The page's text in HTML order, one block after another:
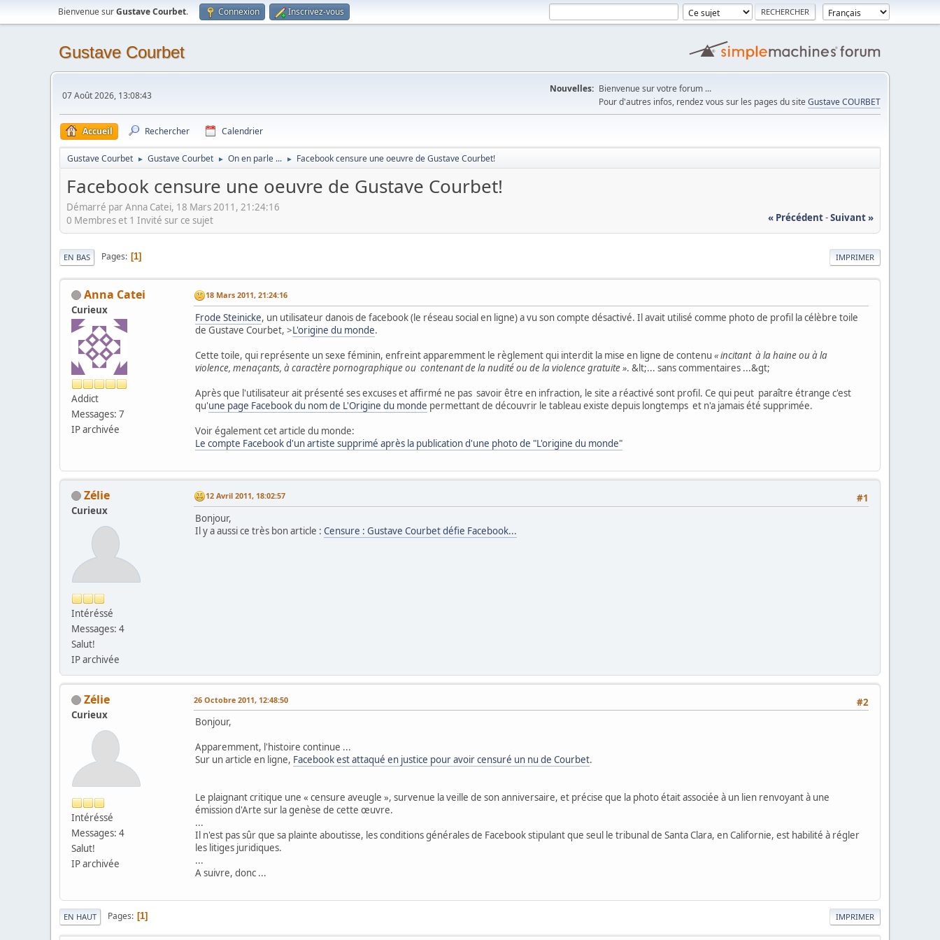
Bienvenue surGustave Courbet. Connexion Inscrivez-vous
Gustave Courbet
07 Août 2026, 13:08:43
Nouvelles: Bienvenue sur votre forum ...
Pour d'autres infos, rendez vous sur les pages du site Gustave COURBET
Accueil Rechercher Calendrier
Gustave Courbet ► Gustave Courbet ► On en parle ... ► Facebook censure une oeuvre de Gustave Courbet!
Facebook censure une oeuvre de Gustave Courbet!
Démarré par Anna Catei, 18 Mars 2011, 21:24:16
« Précédent-Suivant »
0 Membres et 1 Invité sur ce sujet
IMPRIMER
EN BAS Pages 1
Anna Catei
Curieux
Addict
Messages: 7
IP archivée
18 Mars 2011, 21:24:16
Frode Steinicke, un utilisateur danois de facebook (le réseau social en ligne) a vu son compte désactivé. Il avait utilisé comme photo de profil la célèbre toile
de Gustave Courbet, >L'origine du monde.
Cette toile, qui représente un sexe féminin, enfreint apparemment le règlement qui interdit la mise en ligne de contenu « incitant à la haine ou à la
violence, menaçants, à caractère pornographique ou contenant de la nudité ou de la violence gratuite ». &lt;... sans commentaires ...&gt;
Après que l'utilisateur ait présenté ses excuses et affirmé ne pas savoir être en infraction, le site a réactivé sont profil. Ce qui peut paraître étrange c'est
qu'une page Facebook du nom de L'Origine du monde permettant de découvrir le tableau existe depuis longtemps et n'a jamais été supprimée.
Voir également cet article du monde:
Le compte Facebook d'un artiste supprimé après la publication d'une photo de "L'origine du monde"
Zélie
Curieux
Intéréssé
Messages: 4
Salut!
IP archivée
#1
12 Avril 2011, 18:02:57
Bonjour,
Il y a aussi ce très bon article : Censure : Gustave Courbet défie Facebook...
Zélie
Curieux
Intéréssé
Messages: 4
Salut!
IP archivée
#2
26 Octobre 2011, 12:48:50
Bonjour,
Apparemment, l'histoire continue ...
Sur un article en ligne, Facebook est attaqué en justice pour avoir censuré un nu de Courbet.
Le plaignant critique une « censure aveugle », survenue la veille de son anniversaire, et précise que la photo était associée à un lien renvoyant à une
émission d'Arte sur la genèse de cette œuvre.
...
Il n'est pas sûr que sa plainte aboutisse, les conditions générales de Facebook stipulant que seul le tribunal de Santa Clara, en Californie, est habilité à régler
les litiges juridiques.
...
A suivre, donc ...
IMPRIMER
EN HAUT Pages 1